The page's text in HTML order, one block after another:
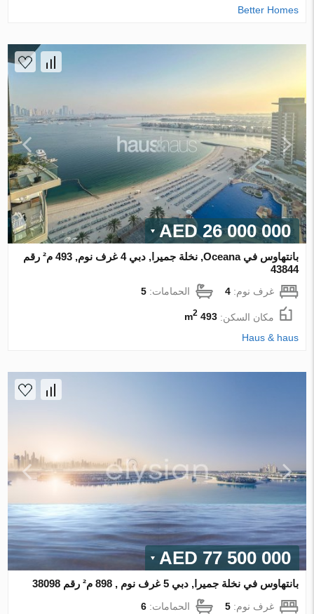
Better Homes
26 000 000 AED
بانتهاوس في Oceana, نخلة جميرا, دبي 4 غرف نوم, 493 م² رقم
43844
غرف نوم:4 الحمامات:5
مكان السكن:493 m
2
Haus & haus
77 500 000 AED
بانتهاوس في نخلة جميرا, دبي 5 غرف نوم , 898 م² رقم 38098
غرف نوم:5 الحمامات:6